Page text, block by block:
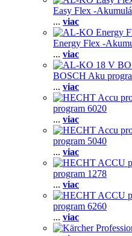
Easy Flex -
... viac
Energy Flex -
... viac
BOSCH Aku
... viac
program 6020
... viac
program 5040
... viac
program 1278
... viac
program 6260
... viac